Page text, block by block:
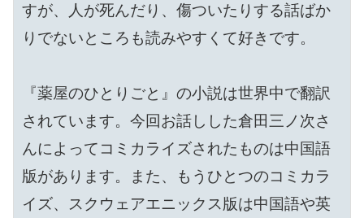
すが、人が死んだり、傷ついたりする話ばか
りでないところも読みやすくて好きです。
『薬屋のひとりごと』の小説は世界中で翻訳
されています。今回お話しした倉田三ノ次さ
んによってコミカライズされたものは中国語
版があります。また、もうひとつのコミカラ
イズ、スクウェアエニックス版は中国語や英